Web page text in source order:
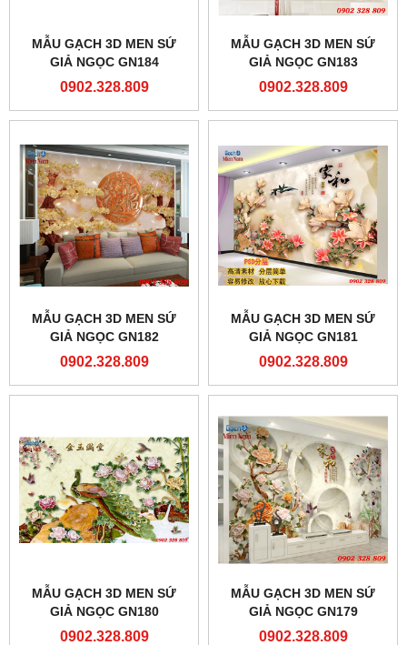
MẪU GẠCH 3D MEN SỨ
GIẢ NGỌC GN184
0902.328.809
MẪU GẠCH 3D MEN SỨ
GIẢ NGỌC GN183
0902.328.809
MẪU GẠCH 3D MEN SỨ
GIẢ NGỌC GN182
0902.328.809
MẪU GẠCH 3D MEN SỨ
GIẢ NGỌC GN181
0902.328.809
MẪU GẠCH 3D MEN SỨ
GIẢ NGỌC GN180
0902.328.809
MẪU GẠCH 3D MEN SỨ
GIẢ NGỌC GN179
0902.328.809